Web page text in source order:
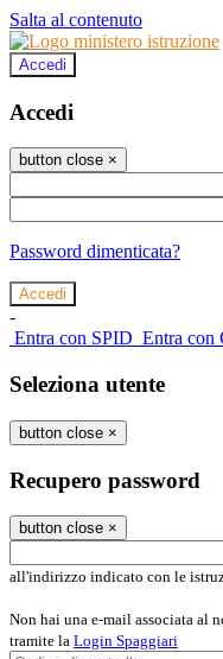
Salta al contenuto
Accedi
Accedi
button close ×
Password dimenticata?
-
Entra con SPID Entra con
Seleziona utente
button close ×
Recupero password
button close ×
all'indirizzo indicato con le
Non hai una e-mail associata al
tramite la Login Spaggiari